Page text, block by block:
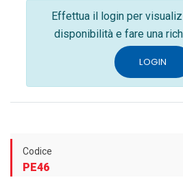
Effettua il login per
disponibilità e fare una
LOGIN
Codice
PE46